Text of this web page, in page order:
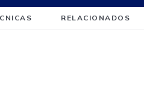
RELACIONADOS